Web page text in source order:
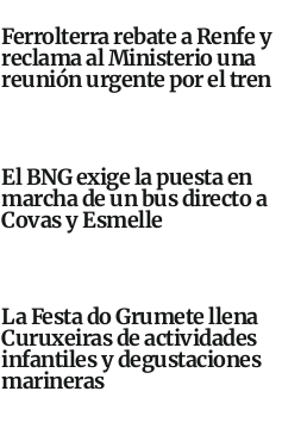
Ferrolterra rebate a Renfe y
reclama al Ministerio una
reunión urgente por el tren
El BNG exige la puesta en
marcha de un bus directo a
Covas y Esmelle
La Festa do Grumete llena
Curuxeiras de actividades
infantiles y degustaciones
marineras